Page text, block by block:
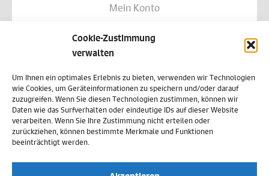
Cookie-Zustimmung
verwalten
Um Ihnen ein optimales Erlebnis zu bieten, verwenden wir Technologien
wie Cookies, um Geräteinformationen zu speichern und/oder darauf
zuzugreifen. Wenn Sie diesen Technologien zustimmen, können wir
Daten wie das Surfverhalten oder eindeutige IDs auf dieser Website
verarbeiten. Wenn Sie Ihre Zustimmung nicht erteilen oder
zurückziehen, können bestimmte Merkmale und Funktionen
beeinträchtigt werden.
Mein Konto
Allgemeine Geschäftsbedingungen
Datenschutz
Widerruf
Zahlungsweisen
Versand & Lieferung